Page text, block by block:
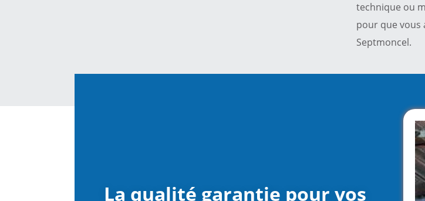
technique ou
pour que vous
Septmoncel.
La qualité garantie pour vos